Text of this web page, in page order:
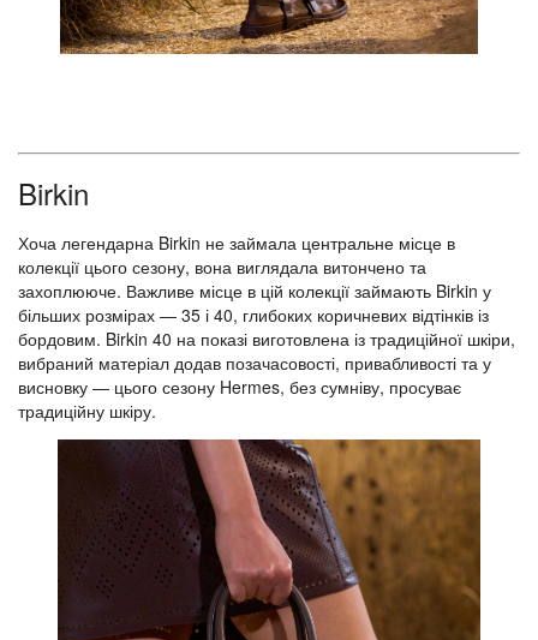
Birkin
Хоча легендарна Birkin не займала центральне місце в
колекції цього сезону, вона виглядала витончено та
захоплююче. Важливе місце в цій колекції займають Birkin у
більших розмірах — 35 і 40, глибоких коричневих відтінків із
бордовим. Birkin 40 на показі виготовлена із традиційної шкіри,
вибраний матеріал додав позачасовості, привабливості та у
висновку — цього сезону Hermes, без сумніву, просуває
традиційну шкіру.